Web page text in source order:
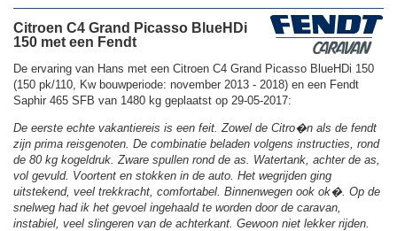
Citroen C4 Grand Picasso BlueHDi
150 met een Fendt
De ervaring van Hans met een Citroen C4 Grand Picasso BlueHDi 150
(150 pk/110, Kw bouwperiode: november 2013 - 2018) en een Fendt
Saphir 465 SFB van 1480 kg geplaatst op 29-05-2017:
De eerste echte vakantiereis is een feit. Zowel de Citro�n als de fendt
zijn prima reisgenoten. De combinatie beladen volgens instructies, rond
de 80 kg kogeldruk. Zware spullen rond de as. Watertank, achter de as,
vol gevuld. Voortent en stokken in de auto. Het wegrijden ging
uitstekend, veel trekkracht, comfortabel. Binnenwegen ook ok�. Op de
snelweg had ik het gevoel ingehaald te worden door de caravan,
instabiel, veel slingeren van de achterkant. Gewoon niet lekker rijden.